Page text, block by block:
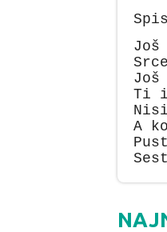
Još
Još
Ti
A